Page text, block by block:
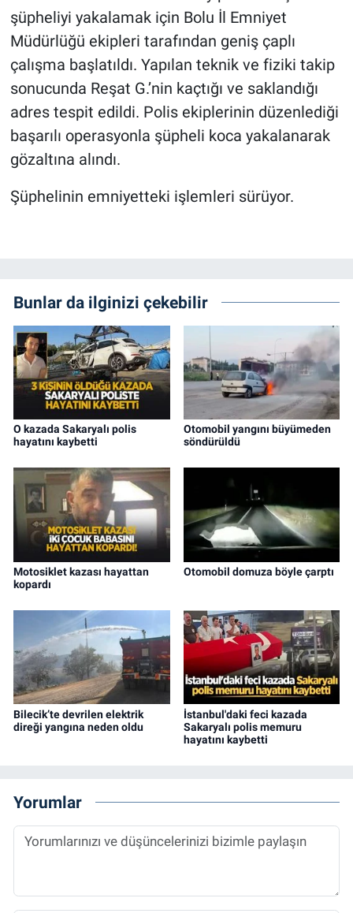
şüpheliyi yakalamak için Bolu İl Emniyet
Müdürlüğü ekipleri tarafından geniş çaplı
çalışma başlatıldı. Yapılan teknik ve fiziki takip
sonucunda Reşat G.’nin kaçtığı ve saklandığı
adres tespit edildi. Polis ekiplerinin düzenlediği
başarılı operasyonla şüpheli koca yakalanarak
gözaltına alındı.
Şüphelinin emniyetteki işlemleri sürüyor.
Bunlar da ilginizi çekebilir
O kazada Sakaryalı polis
hayatını kaybetti
Otomobil yangını büyümeden
söndürüldü
Motosiklet kazası hayattan
kopardı
Otomobil domuza böyle çarptı
Bilecik’te devrilen elektrik
direği yangına neden oldu
İstanbul'daki feci kazada
Sakaryalı polis memuru
hayatını kaybetti
Yorumlar